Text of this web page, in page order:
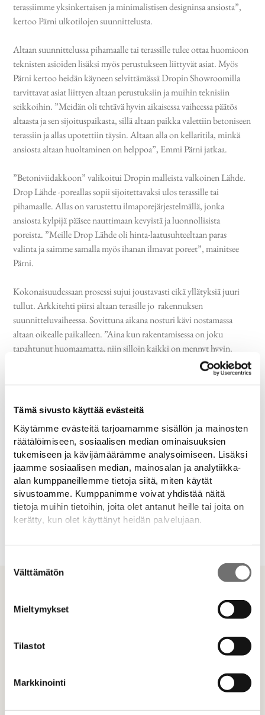
Tämä sivusto käyttää evästeitä
Käytämme evästeitä tarjoamamme sisällön ja mainosten
räätälöimiseen, sosiaalisen median ominaisuuksien
tukemiseen ja kävijämäärämme analysoimiseen. Lisäksi
jaamme sosiaalisen median, mainosalan ja analytiikka-
alan kumppaneillemme tietoja siitä, miten käytät
sivustoamme. Kumppanimme voivat yhdistää näitä
tietoja muihin tietoihin, joita olet antanut heille tai joita on
kerätty, kun olet käyttänyt heidän palvelujaan.
Lisätietoja:drop.fi/info/tietosuojaseloste/
valinta
Välttämätön
Mieltymykset
Tilastot
Markkinointi
terassiimme yksinkertaisen ja minimalistisen designinsa ansiosta”,
kertoo Pärni ulkotilojen suunnittelusta.
Altaan suunnittelussa pihamaalle tai terassille tulee ottaa huomioon
teknisten asioiden lisäksi myös perustukseen liittyvät asiat. Myös
Pärni kertoo heidän käyneen selvittämässä Dropin Showroomilla
tarvittavat asiat liittyen altaan perustuksiin ja muihin teknisiin
seikkoihin. ”Meidän oli tehtävä hyvin aikaisessa vaiheessa päätös
altaasta ja sen sijoituspaikasta, sillä altaan paikka valettiin betoniseen
terassiin ja allas upotettiin täysin. Altaan alla on kellaritila, minkä
ansiosta altaan huoltaminen on helppoa”, Emmi Pärni jatkaa.
”Betoniviidakkoon” valikoitui Dropin malleista valkoinen Lähde.
Drop Lähde -poreallas sopii sijoitettavaksi ulos terassille tai
pihamaalle. Allas on varustettu ilmaporejärjestelmällä, jonka
ansiosta kylpijä pääsee nauttimaan kevyistä ja luonnollisista
poreista. ”Meille Drop Lähde oli hinta-laatusuhteeltaan paras
valinta ja saimme samalla myös ihanan ilmavat poreet”, mainitsee
Pärni.
Kokonaisuudessaan prosessi sujui joustavasti eikä yllätyksiä juuri
tullut. Arkkitehti piirsi altaan terasille jo rakennuksen
suunnitteluvaiheessa. Sovittuna aikana nosturi kävi nostamassa
altaan oikealle paikalleen. ”Aina kun rakentamisessa on joku
tapahtunut huomaamatta, niin silloin kaikki on mennyt hyvin.
Prosessi meni odotusten mukaisesti, eikä yllätyksiä tullut” kertoo